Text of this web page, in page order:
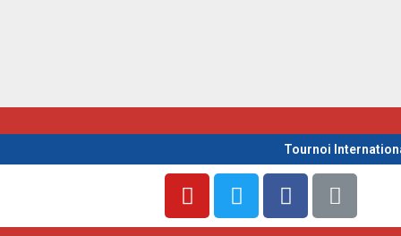
Tournoi
Y
o
u
T
w
i
F
a
c
L
i
n